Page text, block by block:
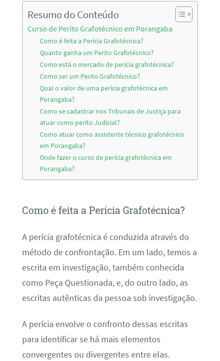
Resumo do Conteúdo
Curso de Perito Grafotécnico em Porangaba
Como é feita a Perícia Grafotécnica?
Quanto ganha um Perito Grafotécnico?
Como está o mercado de perícia grafotécnica?
Como ser um Perito Grafotécnico?
Qual o valor de uma perícia grafotécnica em
Porangaba?
Como se cadastrar nos Tribunais de Justiça para
atuar como perito Judicial?
Como atuar como assistente técnico grafotécnico
em Porangaba?
Onde fazer o curso de perícia grafotécnica em
Porangaba?
Como é feita a Perícia Grafotécnica?
A perícia grafotécnica é conduzida através do
método de confrontação. Em um lado, temos a
escrita em investigação, também conhecida
como Peça Questionada, e, do outro lado, as
escritas autênticas da pessoa sob investigação.
A perícia envolve o confronto dessas escritas
para identificar se há mais elementos
convergentes ou divergentes entre elas.